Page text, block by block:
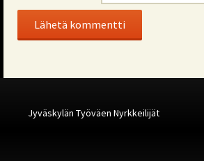
Jyväskylän Työväen Nyrkkeilijät